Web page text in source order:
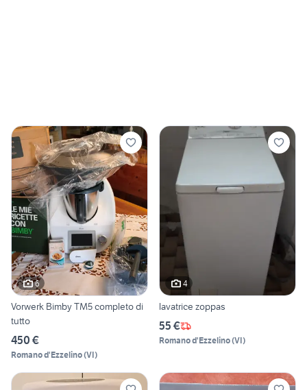
6
Vorwerk Bimby TM5 completo di
tutto
450 €
Romano d'Ezzelino(VI)
4
lavatrice zoppas
55 €
Romano d'Ezzelino(VI)